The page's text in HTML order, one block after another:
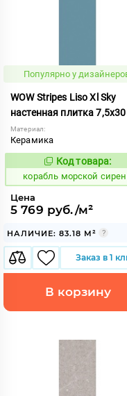
Популярно у
WOW Stripes Liso Xl Sky
настенная плитка 7,5x30
Материал:
Керамика
773214
Код товара:
корабль морской
Цена
5 769 руб./м²
НАЛИЧИЕ: 83.18 М²
Заказ в 1
В корзину